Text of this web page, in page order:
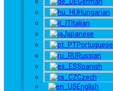
Hungarian
Italian
Japanese
Portuguese
Russian
Spanish
Czech
English